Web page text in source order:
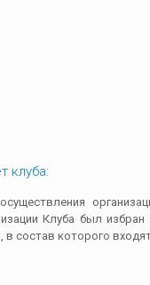
клуба:
Клуба был
в состав которого